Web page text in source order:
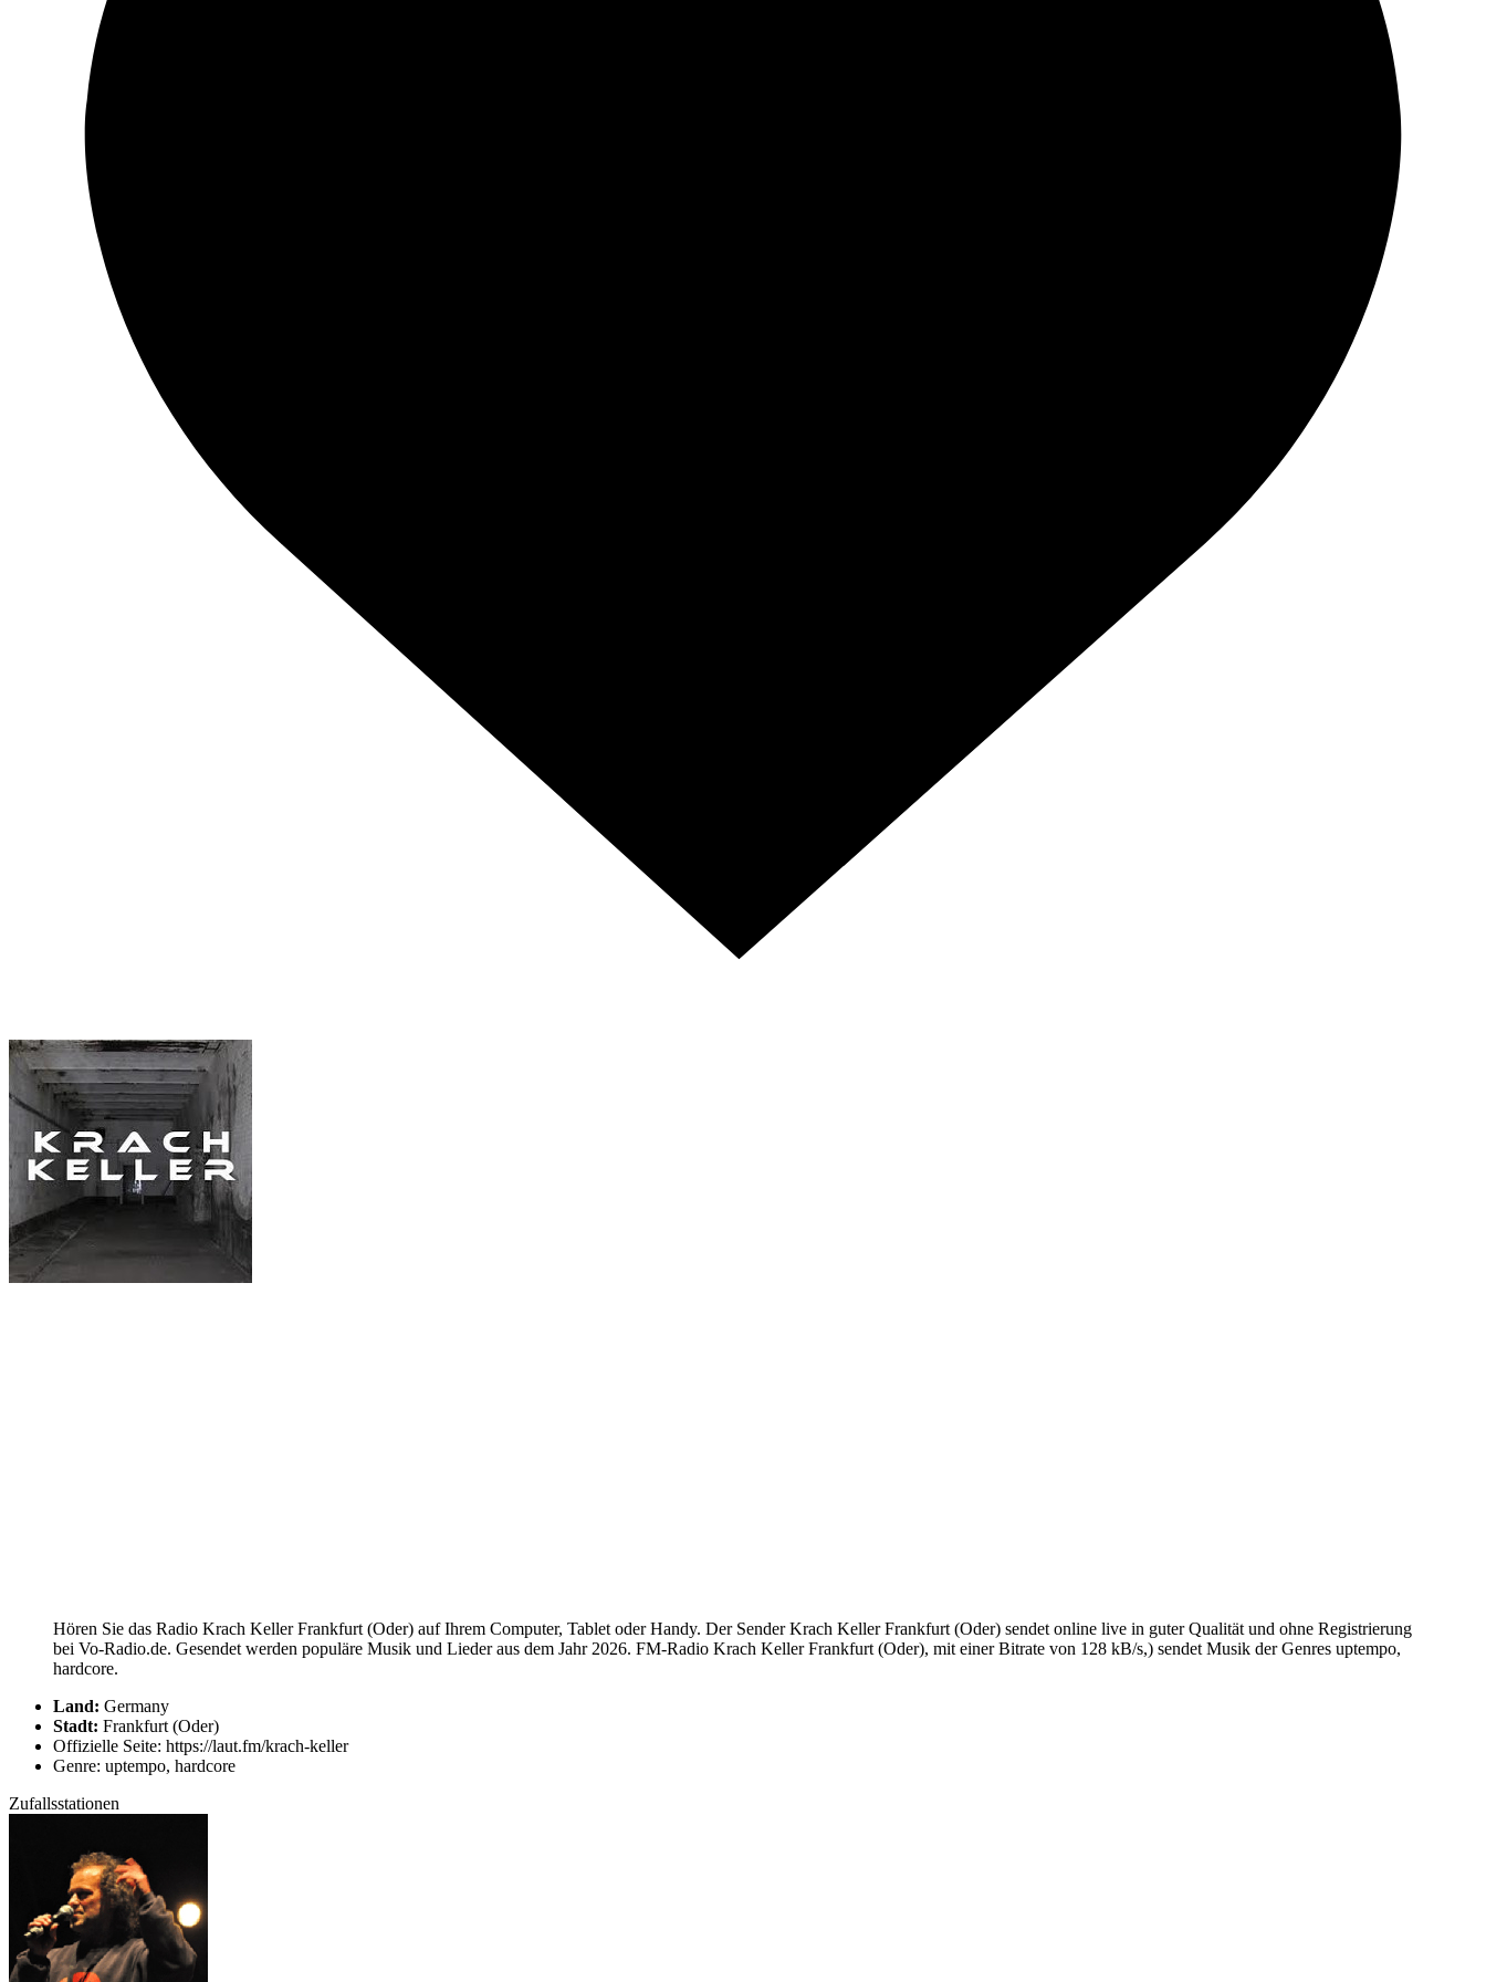
Hören Sie das Radio Krach Keller Frankfurt (Oder) auf Ihrem Computer, Tablet oder Handy. Der Sender Krach Keller Frankfurt (Oder) sendet online live in guter Qualität und ohne Registrierung
bei Vo-Radio.de. Gesendet werden populäre Musik und Lieder aus dem Jahr 2026. FM-Radio Krach Keller Frankfurt (Oder), mit einer Bitrate von 128 kB/s,) sendet Musik der Genres uptempo,
hardcore.
Land: Germany
Stadt: Frankfurt (Oder)
Offizielle Seite: https://laut.fm/krach-keller
Genre: uptempo, hardcore
Zufallsstationen